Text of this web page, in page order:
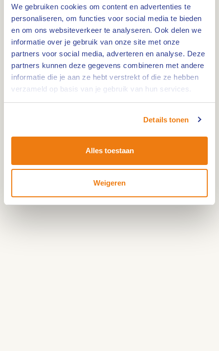
We gebruiken cookies om content en advertenties te
personaliseren, om functies voor social media te bieden
en om ons websiteverkeer te analyseren. Ook delen we
informatie over je gebruik van onze site met onze
partners voor social media, adverteren en analyse. Deze
partners kunnen deze gegevens combineren met andere
informatie die je aan ze hebt verstrekt of die ze hebben
verzameld op basis van je gebruik van hun services.
Details tonen
Alles toestaan
Weigeren
maatschappij, met steun van Natuurrijk Limburg –
Akkers en weiden vol leven.
Fiets langs groene weilanden, ruisende bomen en
boerderijen. Onderweg kun je genieten van
lokale producten of even pauzeren bij een
cultuur en gastvrijheid. Download de route via de
button
Deel jouw liefde:#hartvanlimburg